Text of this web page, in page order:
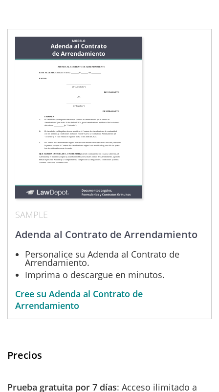
SAMPLE
Adenda al Contrato de Arrendamiento
Personalice su Adenda al Contrato de
Arrendamiento.
Imprima o descargue en minutos.
Cree su Adenda al Contrato de
Arrendamiento
Precios
Prueba gratuita por 7 días: Acceso ilimitado a